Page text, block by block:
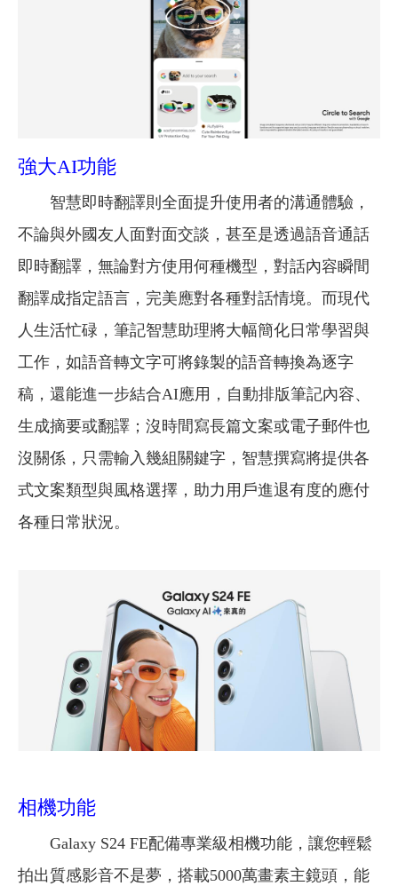
強大AI功能
智慧即時翻譯則全面提升使用者的溝通體驗，
不論與外國友人面對面交談，甚至是透過語音通話
即時翻譯，無論對方使用何種機型，對話內容瞬間
翻譯成指定語言，完美應對各種對話情境。而現代
人生活忙碌，筆記智慧助理將大幅簡化日常學習與
工作，如語音轉文字可將錄製的語音轉換為逐字
稿，還能進一步結合AI應用，自動排版筆記內容、
生成摘要或翻譯；沒時間寫長篇文案或電子郵件也
沒關係，只需輸入幾組關鍵字，智慧撰寫將提供各
式文案類型與風格選擇，助力用戶進退有度的應付
各種日常狀況。
相機功能
Galaxy S24 FE配備專業級相機功能，讓您輕鬆
拍出質感影音不是夢，搭載5000萬畫素主鏡頭，能